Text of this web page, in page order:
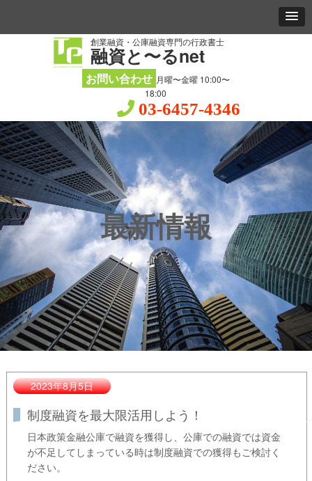
創業融資・公庫融資専門の行政書士
融資と〜るnet
お問い合わせ 月曜〜金曜 10:00〜
18:00
03-6457-4346
最新情報
2023年8月5日
制度融資を最大限活用しよう！
日本政策金融公庫で融資を獲得し、公庫での融資では資金
が不足してしまっている時は制度融資での獲得もご検討く
ださい。